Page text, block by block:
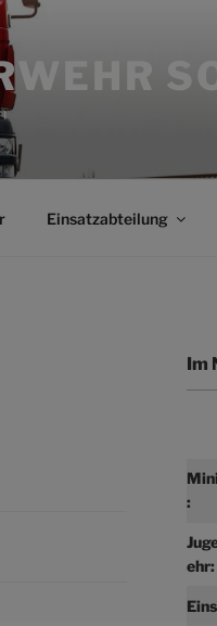
Einsatzabteilung
Im
:
ehr: